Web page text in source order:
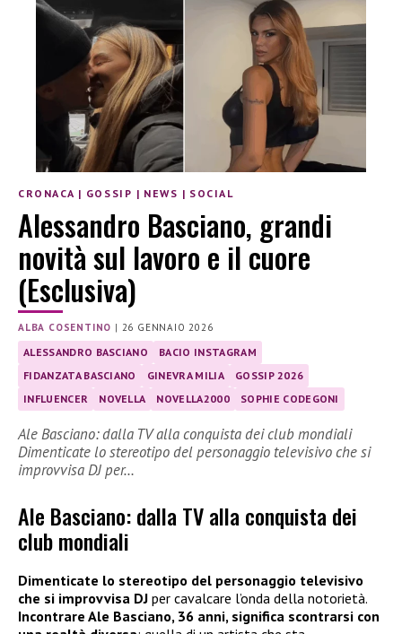
CRONACA | GOSSIP | NEWS | SOCIAL
Alessandro Basciano, grandi
novità sul lavoro e il cuore
(Esclusiva)
ALBA COSENTINO | 26 GENNAIO 2026
ALESSANDRO BASCIANO
BACIO INSTAGRAM
FIDANZATA BASCIANO
GINEVRA MILIA
GOSSIP 2026
INFLUENCER
NOVELLA NOVELLA2000 SOPHIE CODEGONI
Ale Basciano: dalla TV alla conquista dei club mondiali
Dimenticate lo stereotipo del personaggio televisivo che si
improvvisa DJ per…
Ale Basciano: dalla TV alla conquista dei
club mondiali
Dimenticate lo stereotipo del personaggio televisivo
che si improvvisa DJ per cavalcare l’onda della notorietà.
Incontrare Ale Basciano, 36 anni, significa scontrarsi con